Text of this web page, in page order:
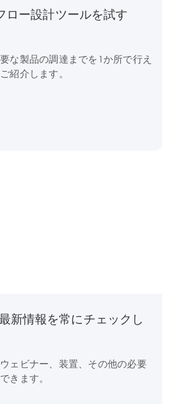
ロー設計ツールを試す
な製品の調達までを1か所で行え
紹介します。
新情報を常にチェックし
ェビナー、装置、その他の必要
きます。